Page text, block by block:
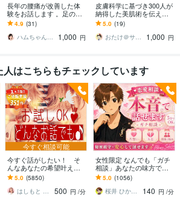
長年の腰痛が改善した体
験をお話します 。足のス
トレッチで全身の痛み全
てが、一気に軽減した方
法
4.9 (31)
ハムちゃん・手相占い
1,000 円
皮膚科学に基づき300人が
納得した美肌術を伝えま
す 肌トラブルに苦しみ、2
0年皮膚科に通い続けて見
えた答えとは？
5.0 (19)
おたけ＠サプリアドバイザー
1,000 円
人はこちらもチェックしています
今すぐ相談可能
今すぐ話がしたい！ そ
んなあなたの希望叶えま
す 今日あったことから深
刻な悩みまで☆何でも打
ち明けてください。
5.0 (5850)
はしもと ゆっこ♡救急こころの相談室
500 円 /分
女性限定 なんでも「ガチ
相談」あなたの味方で話
ます 男性目線で、あなた
の恋の“答え”を言葉にしま
す。
5.0 (1056)
桜井 ひかる｜経験豊富の恋愛相談室
140 円 /分